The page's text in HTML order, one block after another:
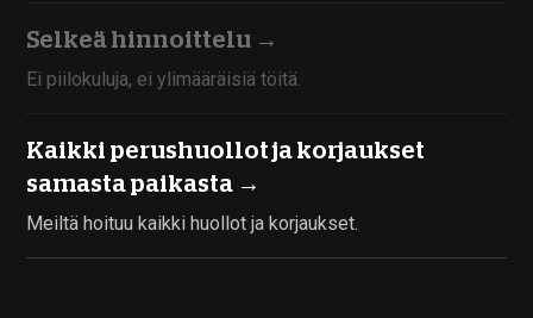
Selkeä hinnoittelu →
Ei piilokuluja, ei ylimääräisiä töitä.
Kaikki perushuollot ja korjaukset
samasta paikasta →
Meiltä hoituu kaikki huollot ja korjaukset.